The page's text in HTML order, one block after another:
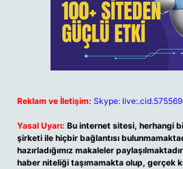
Reklam ve İletişim: Skype:
Yasal Uyarı: Bu internet sitesi, herhangi
şirketi ile hiçbir bağlantısı
hazırladığımız makaleler
haber niteliği taşımamakta olup, gerçek